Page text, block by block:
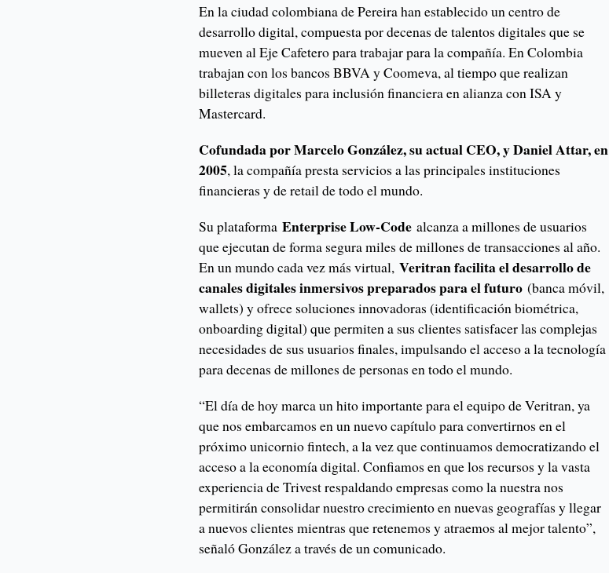
En la ciudad colombiana de Pereira han establecido un centro de
desarrollo digital, compuesta por decenas de talentos digitales que se
mueven al Eje Cafetero para trabajar para la compañía. En Colombia
trabajan con los bancos BBVA y Coomeva, al tiempo que realizan
billeteras digitales para inclusión financiera en alianza con ISA y
Mastercard.
Cofundada por Marcelo González, su actual CEO, y Daniel Attar, en
2005, la compañía presta servicios a las principales instituciones
financieras y de retail de todo el mundo.
Su plataformaEnterprise Low-Code alcanza a millones de usuarios
que ejecutan de forma segura miles de millones de transacciones al año.
En un mundo cada vez más virtual,Veritran facilita el desarrollo de
canales digitales inmersivos preparados para el futuro (banca móvil,
wallets) y ofrece soluciones innovadoras (identificación biométrica,
onboarding digital) que permiten a sus clientes satisfacer las complejas
necesidades de sus usuarios finales, impulsando el acceso a la tecnología
para decenas de millones de personas en todo el mundo.
“El día de hoy marca un hito importante para el equipo de Veritran, ya
que nos embarcamos en un nuevo capítulo para convertirnos en el
próximo unicornio fintech, a la vez que continuamos democratizando el
acceso a la economía digital. Confiamos en que los recursos y la vasta
experiencia de Trivest respaldando empresas como la nuestra nos
permitirán consolidar nuestro crecimiento en nuevas geografías y llegar
a nuevos clientes mientras que retenemos y atraemos al mejor talento”,
señaló González a través de un comunicado.